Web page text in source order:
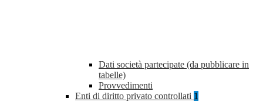
Dati società partecipate (da pubblicare in
tabelle)
Provvedimenti
Enti di diritto privato controllati 1